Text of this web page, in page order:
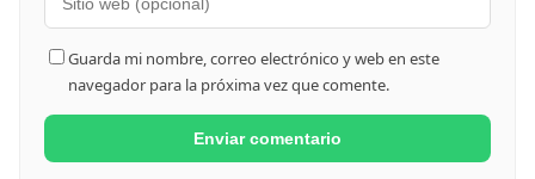
Guarda mi nombre, correo electrónico y web en este
navegador para la próxima vez que comente.